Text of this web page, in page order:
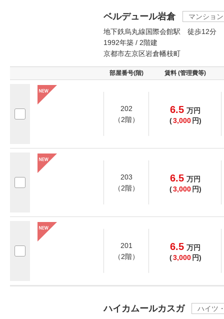
ベルデュール岩倉
マンション
地下鉄烏丸線国際会館駅 徒歩12分
1992年築 / 2階建
京都市左京区岩倉幡枝町
部屋番号(階) 賃料 (管理費等)
202
（2階）
6.5 万円
(3,000 円)
203
（2階）
6.5 万円
(3,000 円)
201
（2階）
6.5 万円
(3,000 円)
ハイカムールカスガ
ハイツ